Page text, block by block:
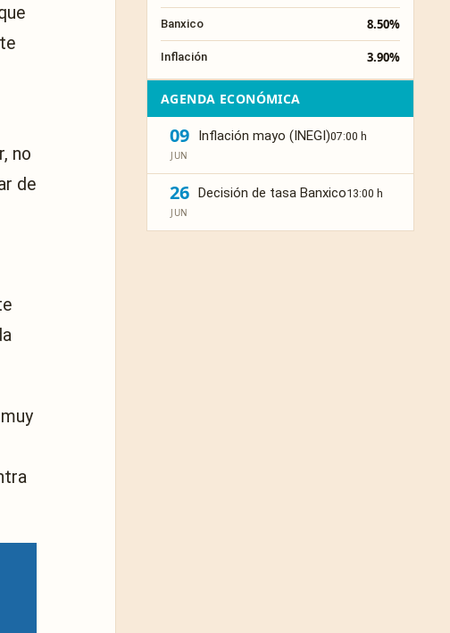
no
de
Banxico 8.50%
Inflación 3.90%
AGENDA ECONÓMICA
09
JUN
Inflación mayo (INEGI)07:00 h
26
JUN
Decisión de tasa Banxico13:00 h